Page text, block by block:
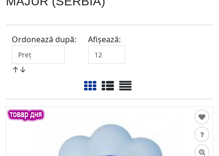
Ordonează după:
↑↓
Afișează: